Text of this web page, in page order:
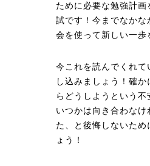
ために必要な勉強計
試です！今までなか
会を使って新しい一歩
今これを読んでくれ
し込みましょう！確
らどうしようという
いつかは向き合わな
た、と後悔しないた
ょう！